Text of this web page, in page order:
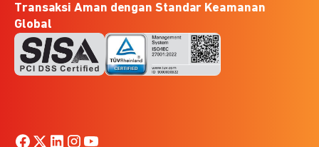
Transaksi Aman dengan Standar Keamanan
Global